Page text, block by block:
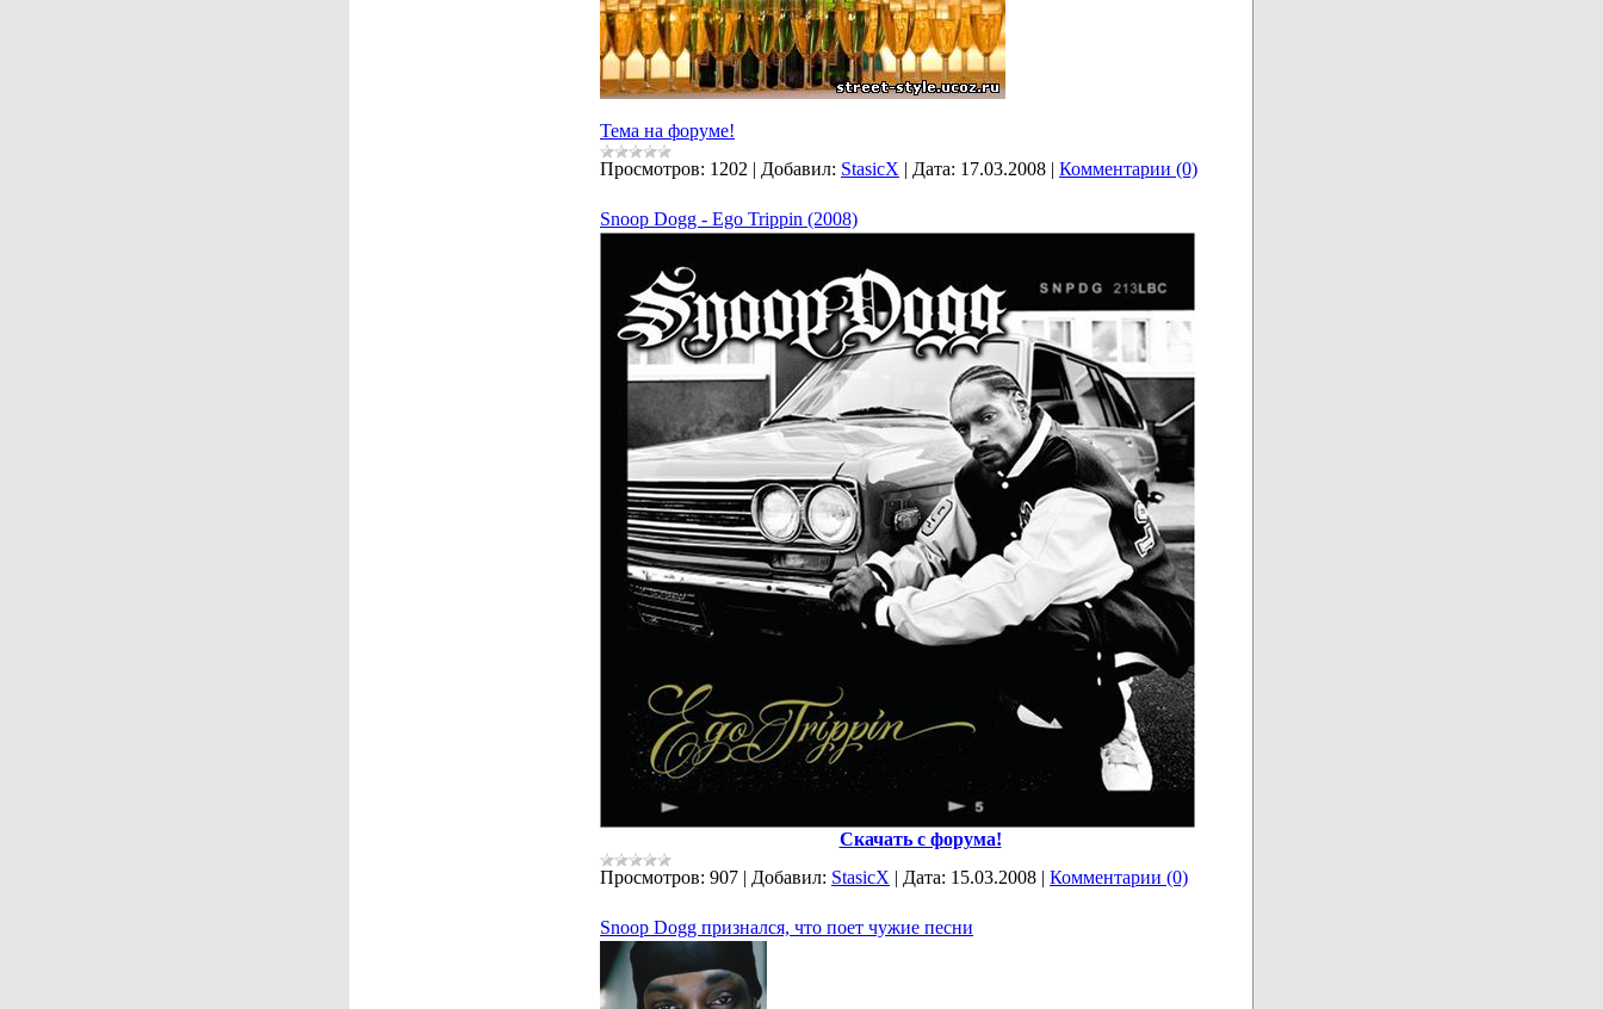
Тема на форуме!
Просмотров: 1202 | Добавил: StasicX | Дата: 17.03.2008 | Комментарии (0)
Snoop Dogg - Ego Trippin (2008)
Скачать с форума!
Просмотров: 907 | Добавил: StasicX | Дата: 15.03.2008 | Комментарии (0)
Snoop Dogg признался, что поет чужие песни